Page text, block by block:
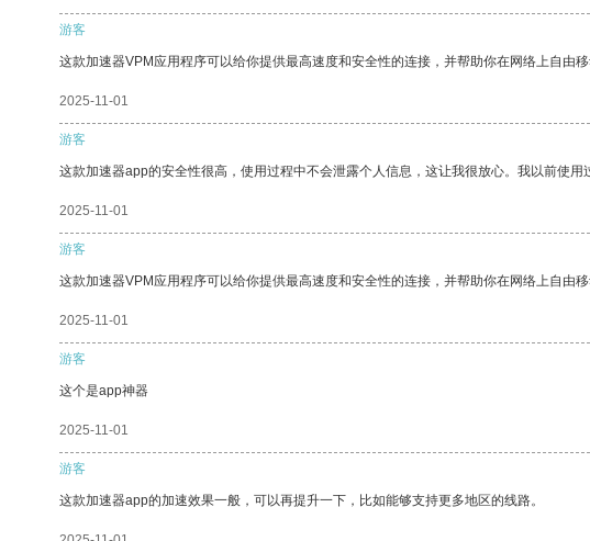
游客
这款加速器VPM应用程序可以给你提供最高速度和安全性的连接，并帮助你在网络上自由移
2025-11-01
游客
这款加速器app的安全性很高，使用过程中不会泄露个人信息，这让我很放心。我以前使
2025-11-01
游客
这款加速器VPM应用程序可以给你提供最高速度和安全性的连接，并帮助你在网络上自由移
2025-11-01
游客
这个是app神器
2025-11-01
游客
这款加速器app的加速效果一般，可以再提升一下，比如能够支持更多地区的线路。